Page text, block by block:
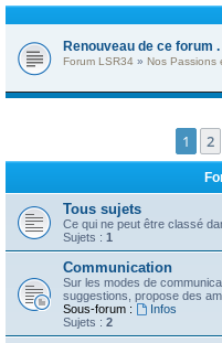
Renouveau de ce forum .
Forum LSR34 » Nos Passions
1 2
Tous sujets
Ce qui ne peut être classé
Sujets : 1
Communication
Sur les modes de
suggestions, propose des
Sous-forum :
Infos
Sujets : 2